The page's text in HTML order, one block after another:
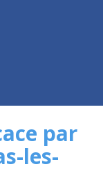
par
les-